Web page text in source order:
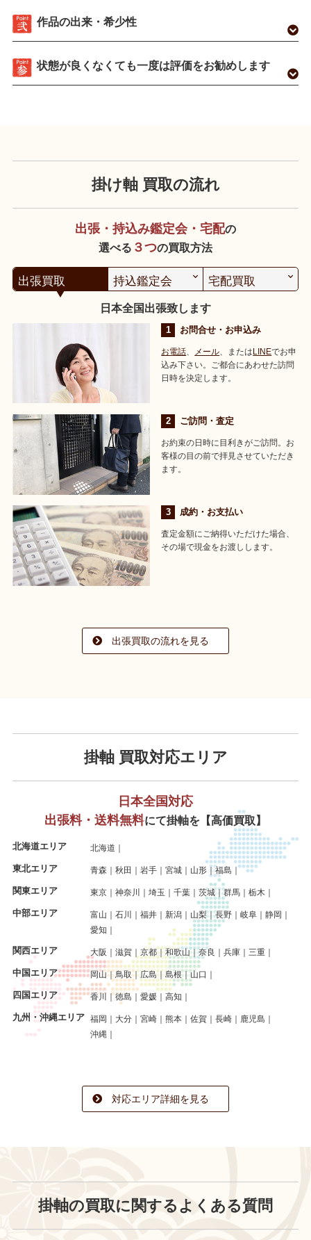
作品の出来・希少性
状態が良くなくても一度は評価をお勧めします
掛け軸 買取の流れ
出張・持込み鑑定会・宅配の
選べる ３つの買取方法
出張買取 持込鑑定会 宅配買取
日本全国出張致します
お問合せ・お申込み
お電話 メール 、またはLINEでお申
込み下さい。ご都合にあわせた訪問
日時を決定します。
ご訪問・査定
お約束の日時に目利きがご訪問。お
客様の目の前で拝見させていただき
ます。
成約・お支払い
査定金額にご納得いただけた場合、
その場で現金をお渡しします。
出張買取の流れを見る
掛軸 買取対応エリア
日本全国対応
出張料・送料無料にて掛軸を【高価買取】
北海道エリア 北海道
東北エリア 青森 秋田 岩手 宮城 山形 福島
関東エリア 東京 神奈川 埼玉 千葉 茨城 群馬 栃木
中部エリア 富山 石川 福井 新潟 山梨 長野 岐阜
静岡
愛知
関西エリア 大阪 滋賀 京都 和歌山 奈良 兵庫 三重
中国エリア 岡山 鳥取 広島 島根 山口
四国エリア 香川 徳島 愛媛 高知
九州・沖縄エリア 福岡 大分 宮崎 熊本 佐賀 長崎
鹿児島
沖縄
対応エリア詳細を見る
掛軸の買取に関する よくある質問